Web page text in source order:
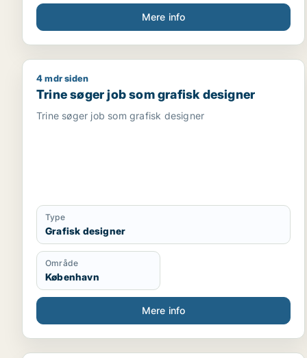
Mere info
Trine søger job som grafisk designer
4 mdr siden
Trine søger job som grafisk designer
Trine søger job som grafisk designer
Type
Grafisk designer
Område
København
Mere info